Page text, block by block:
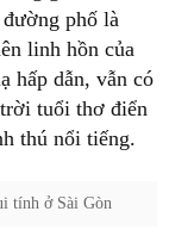
phố là
linh hồn của
hấp dẫn, vẫn có
tuổi thơ điển
thú nổi tiếng.
tính ở Sài Gòn